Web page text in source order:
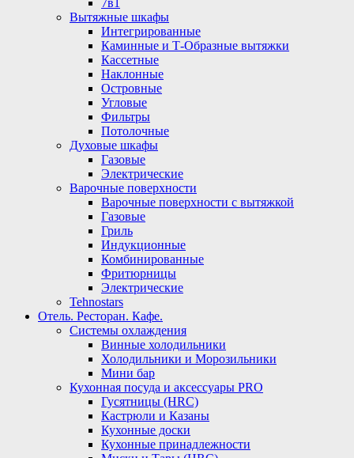
7в1
Вытяжные шкафы
Интегрированные
Каминные и Т-Образные вытяжки
Кассетные
Наклонные
Островные
Угловые
Фильтры
Потолочные
Духовые шкафы
Газовые
Электрические
Варочные поверхности
Варочные поверхности с вытяжкой
Газовые
Гриль
Индукционные
Комбинированные
Фритюрницы
Электрические
Tehnostars
Отель. Ресторан. Кафе.
Системы охлаждения
Винные холодильники
Холодильники и Морозильники
Мини бар
Кухонная посуда и аксессуары PRO
Гусятницы (HRC)
Кастрюли и Казаны
Кухонные доски
Кухонные принадлежности